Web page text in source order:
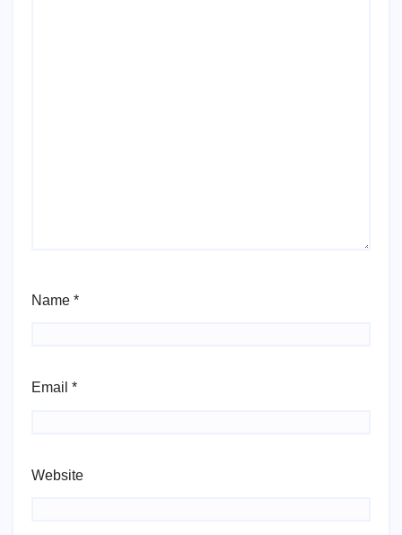
Name *
Email *
Website